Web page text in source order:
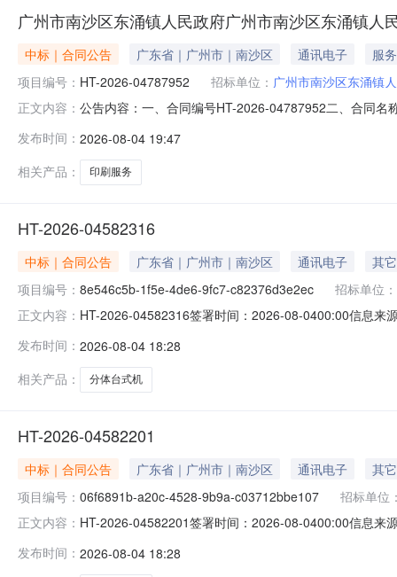
广州市南沙区东涌镇人民政府广州市南沙区东涌镇人
中标｜合同公告 广东省｜广州市｜南沙区 通讯电子
服务
项目编号： HT-2026-04787952 招标单位： 广州市南沙区东涌镇
正文内容： 公告内容：一、合同编号HT-2026-04787952二、合同
区金建印刷厂地址：南沙街道联系方式：13719408889
发布时间： 2026-08-04 19:47
相关产品：
印刷服务
HT-2026-04582316
中标｜合同公告 广东省｜广州市｜南沙区 通讯电子
其它
项目编号： 8e546c5b-1f5e-4de6-9fc7-c82376d3e2ec
招标单位：
正文内容： HT-2026-04582316签署时间：2026-08-0400:00信息来
2026-08-0400:00:00
发布时间： 2026-08-04 18:28
相关产品：
分体台式机
HT-2026-04582201
中标｜合同公告 广东省｜广州市｜南沙区 通讯电子
其它
项目编号： 06f6891b-a20c-4528-9b9a-c03712bbe107
招标单位
正文内容： HT-2026-04582201签署时间：2026-08-0400:00信息来
2026-08-0400:00:00
发布时间： 2026-08-04 18:28